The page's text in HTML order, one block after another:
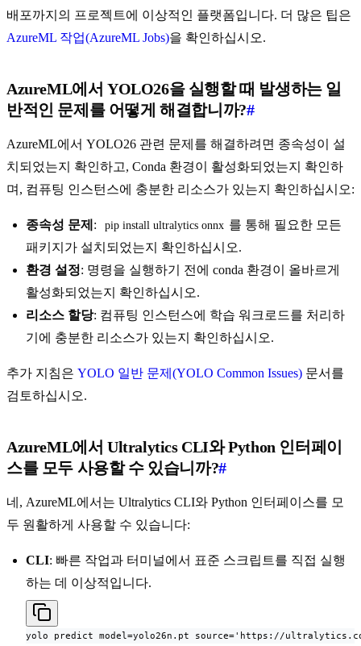
배포까지의 프로젝트에 이상적인 플랫폼입니다. 더 많은 팁은
AzureML 작업(AzureML Jobs)을 확인하십시오.
AzureML에서 YOLO26을 실행할 때 발생하는 일
반적인 문제를 어떻게 해결합니까?#
AzureML에서 YOLO26 관련 문제를 해결하려면 종속성이 설
치되었는지 확인하고, Conda 환경이 활성화되었는지 확인하
며, 컴퓨팅 인스턴스에 충분한 리소스가 있는지 확인하십시오:
종속성 문제 : pip install ultralytics onnx 를 통해 필요한 모든
패키지가 설치되었는지 확인하십시오.
환경 설정: 명령을 실행하기 전에 conda 환경이 올바르게
활성화되었는지 확인하십시오.
리소스 할당: 컴퓨팅 인스턴스에 학습 워크로드를 처리하
기에 충분한 리소스가 있는지 확인하십시오.
추가 지침은 YOLO 일반 문제(YOLO Common Issues) 문서를
검토하십시오.
AzureML에서 Ultralytics CLI와 Python 인터페이
스를 모두 사용할 수 있습니까?#
네, AzureML에서는 Ultralytics CLI와 Python 인터페이스를 모
두 원활하게 사용할 수 있습니다:
CLI: 빠른 작업과 터미널에서 표준 스크립트를 직접 실행
하는 데 이상적입니다.
yolo predict model=yolo26n.pt source='https://